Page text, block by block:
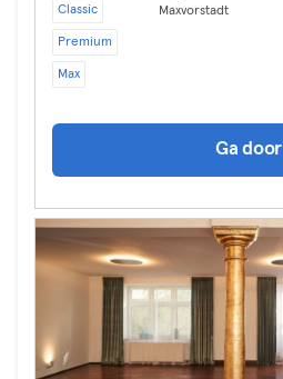
Classic
Premium
Max
Maxvorstadt
Ga door